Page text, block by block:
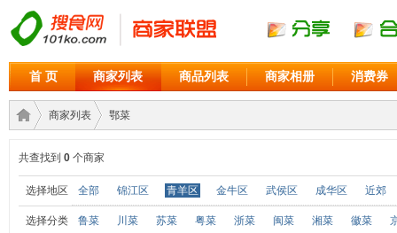
首 页 商家列表 商品列表 商家相册 消费券
商家›
商家列表
›
鄂菜
共查找到 0 个商家
选择地区 全部 锦江区 青羊区 金牛区 武侯区 成华区 近郊
选择分类 鲁菜 川菜 苏菜 粤菜 浙菜 闽菜 湘菜 徽菜